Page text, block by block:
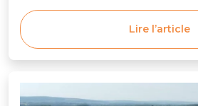
Lire l’article